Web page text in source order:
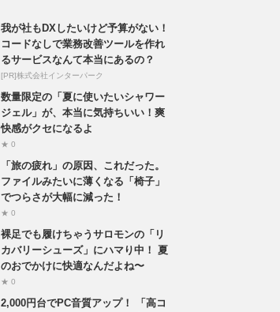
我が社もDXしたいけど予算がない！
コードなしで業務改善ツールを作れ
るサービスなんて本当にあるの？
[PR]株式会社インターパーク
数量限定の「夏に使いたいシャワー
ジェル」が、本当に気持ちいい！爽
快感がクセになるよ
★ 0
「旅の疲れ」の原因、これだった。
ファイルみたいに薄くなる「椅子」
でつらさが大幅に減った！
★ 0
裸足でも履けちゃうサロモンの「リ
カバリーシューズ」にハマり中！ 夏
のおでかけに快適なんだよね〜
★ 0
2,000円台でPC音質アップ！ 「高コ